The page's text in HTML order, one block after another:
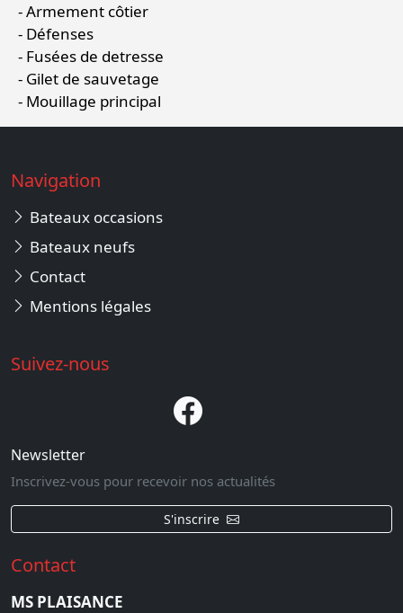
Armement côtier
Défenses
Fusées de detresse
Gilet de sauvetage
Mouillage principal
Navigation
Bateaux occasions
Bateaux neufs
Contact
Mentions légales
Suivez-nous
Newsletter
Inscrivez-vous pour recevoir nos actualités
S'inscrire
Contact
MS PLAISANCE